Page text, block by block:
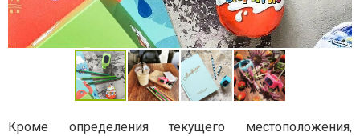
Кроме определения текущего местоположения,